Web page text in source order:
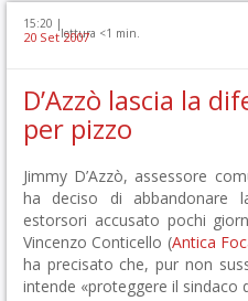
15:20 |
lettura <1 min.
20 Set 2007
D’Azzò lascia la
per pizzo
Jimmy D’Azzò, assessore
ha deciso di abbandonare
estorsori accusato pochi
Vincenzo Conticello (Antica
ha precisato che, pur non
intende «proteggere il sindaco